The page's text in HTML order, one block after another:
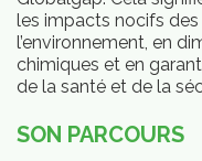
les impacts nocifs
l’environnement, en
chimiques et en
de la santé et de la
SON PARCOURS